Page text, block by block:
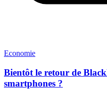
Economie
Bientôt le retour de
smartphones ?